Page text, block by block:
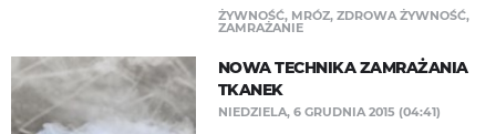
ŻYWNOŚĆ, MRÓZ, ZDROWA ŻYWNOŚĆ,
ZAMRAŻANIE
NOWA TECHNIKA ZAMRAŻANIA
TKANEK
NIEDZIELA, 6 GRUDNIA 2015 (04:41)